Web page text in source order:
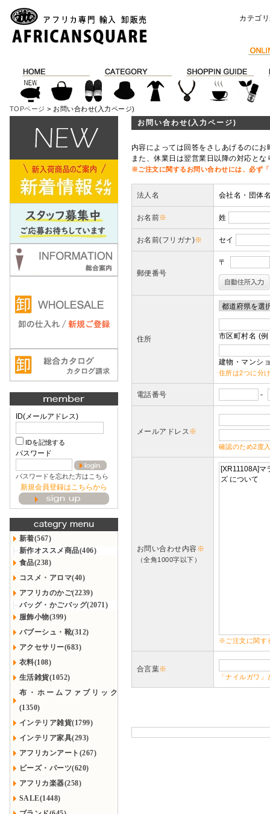
カテゴ
TOPページ > お問い合わせ(入力ページ)
ID(メールアドレス)
IDを記憶する
パスワード
パスワードを忘れた方はこちら
新規会員登録はこちらから
新着(567)
新作オススメ商品(406)
食品(238)
コスメ・アロマ(40)
アフリカのかご(2239)
バッグ・かごバッグ(2071)
服飾小物(399)
バブーシュ・靴(312)
アクセサリー(683)
衣料(108)
生活雑貨(1052)
布・ホームファブリック
(1350)
インテリア雑貨(1799)
インテリア家具(293)
アフリカンアート(267)
ビーズ・パーツ(620)
アフリカ楽器(258)
SALE(1448)
お問い合わせ(入力ページ)
内容によっては回答をさしあげるのに
また、休業日は翌営業日以降の対応と
※ご注文に関するお問い合わせには、必ず
法人名 会社名・団体
お名前※ 姓
お名前(フリガナ)※ セイ
郵便番号
〒
住所 市区町村名 (
建物・マンシ
住所は2つに分
電話番号 -
メールアドレス※
確認のため2度
お問い合わせ内容※
（全角1000字以下）
※ご注文に関す
合言葉※
「ナイルガワ